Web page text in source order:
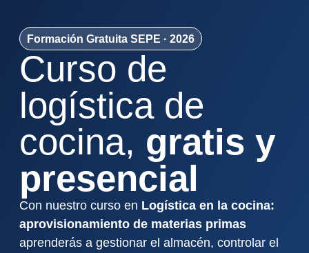
Formación Gratuita SEPE · 2026
Curso de
logística de
cocina, gratis y
presencial
Con nuestro curso en Logística en la cocina:
aprovisionamiento de materias primas
aprenderás a gestionar el almacén, controlar el